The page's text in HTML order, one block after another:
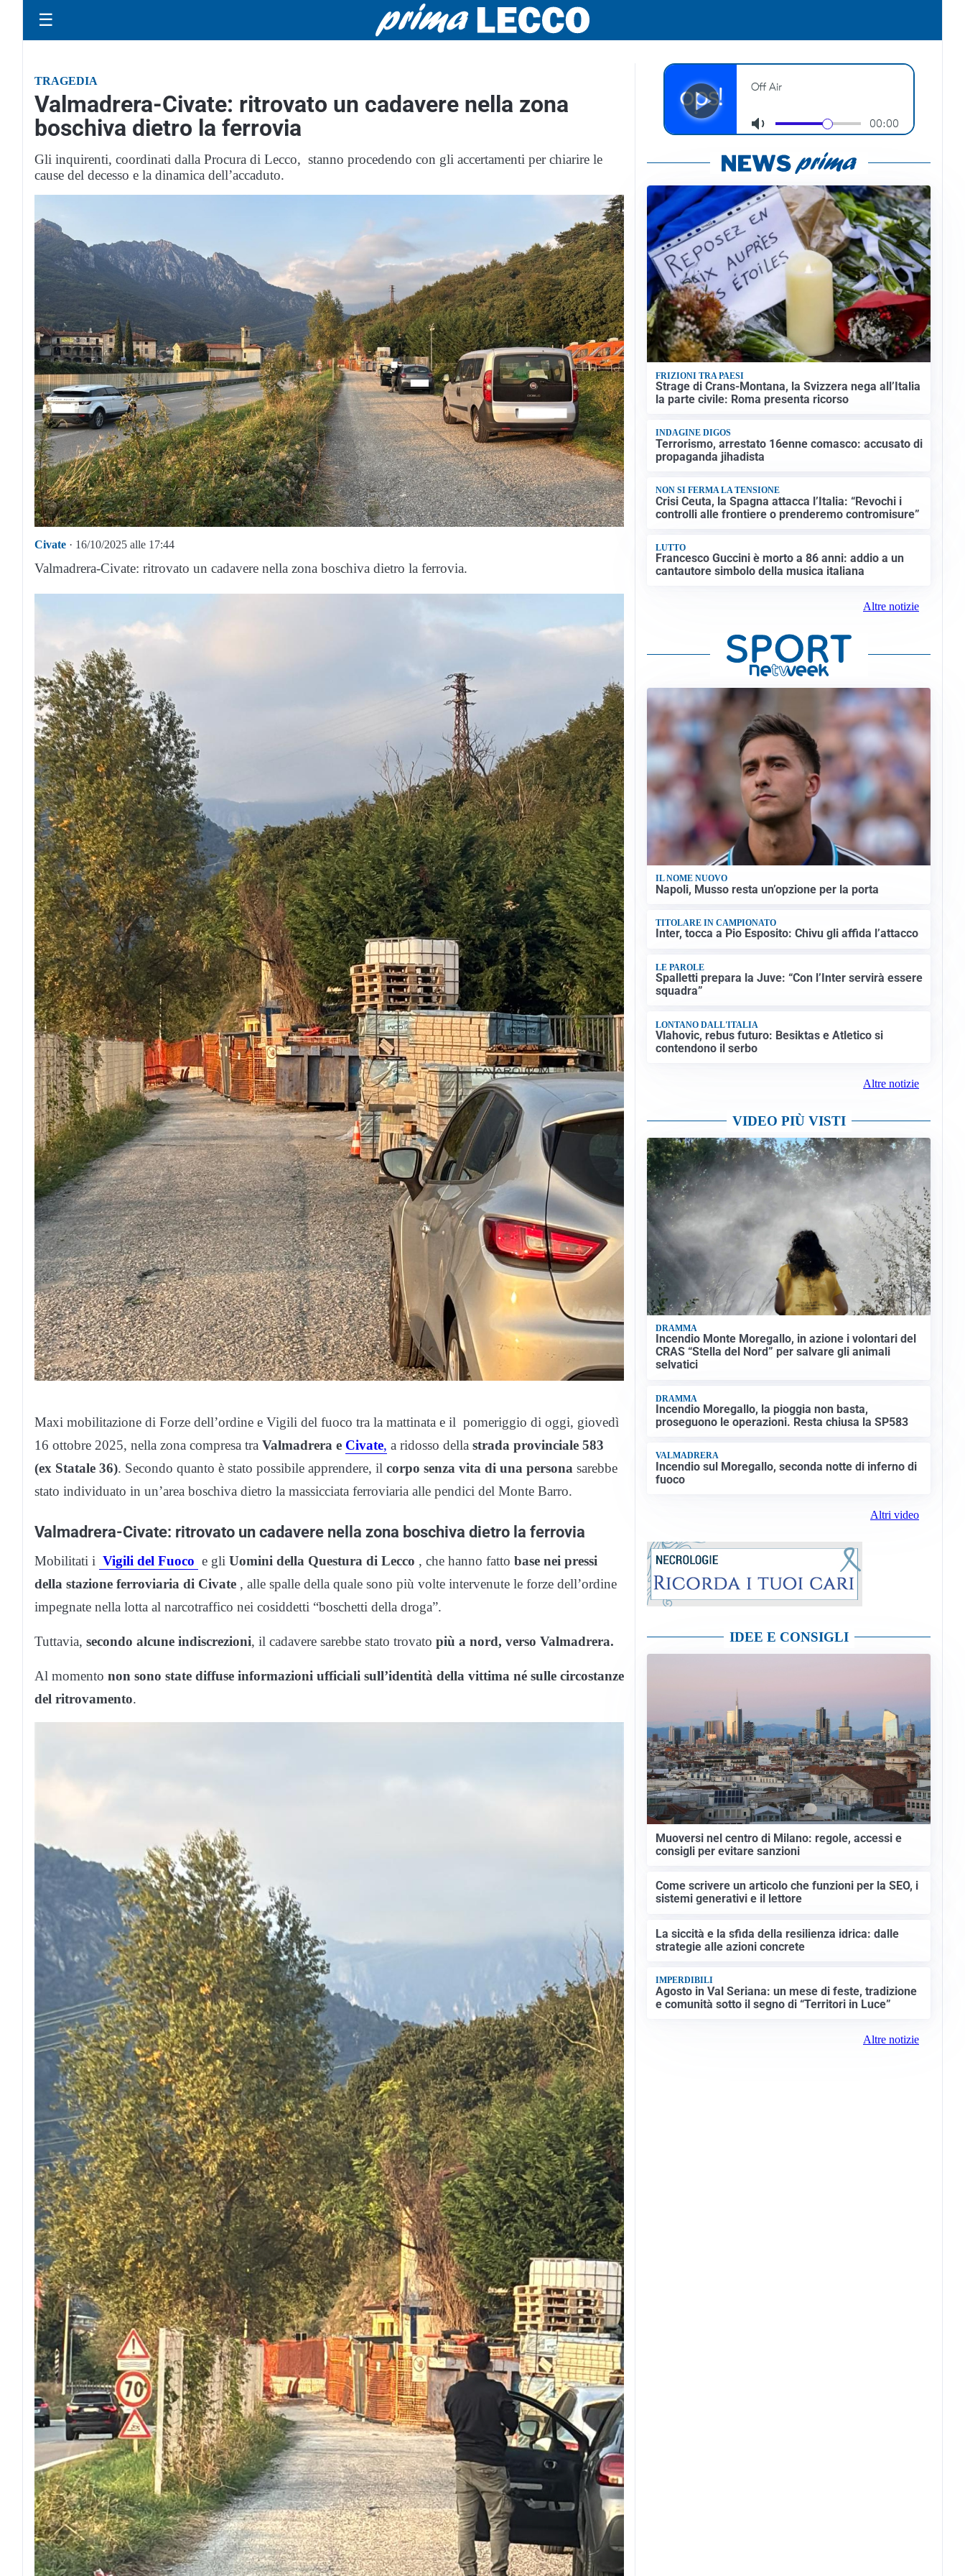
☰
TRAGEDIA
Valmadrera-Civate: ritrovato un cadavere nella zona
boschiva dietro la ferrovia
Gli inquirenti, coordinati dalla Procura di Lecco, stanno procedendo con gli accertamenti per chiarire le
cause del decesso e la dinamica dell’accaduto.
Civate · 16/10/2025 alle 17:44
Valmadrera-Civate: ritrovato un cadavere nella zona boschiva dietro la ferrovia.
Maxi mobilitazione di Forze dell’ordine e Vigili del fuoco tra la mattinata e il pomeriggio di oggi, giovedì
16 ottobre 2025, nella zona compresa tra Valmadrera e Civate, a ridosso della strada provinciale 583
(ex Statale 36). Secondo quanto è stato possibile apprendere, il corpo senza vita di una persona sarebbe
stato individuato in un’area boschiva dietro la massicciata ferroviaria alle pendici del Monte Barro.
Valmadrera-Civate: ritrovato un cadavere nella zona boschiva dietro la ferrovia
Mobilitati i Vigili del Fuoco e gli Uomini della Questura di Lecco , che hanno fatto base nei pressi
della stazione ferroviaria di Civate , alle spalle della quale sono più volte intervenute le forze dell’ordine
impegnate nella lotta al narcotraffico nei cosiddetti “boschetti della droga”.
Tuttavia, secondo alcune indiscrezioni, il cadavere sarebbe stato trovato più a nord, verso Valmadrera.
Al momento non sono state diffuse informazioni ufficiali sull’identità della vittima né sulle circostanze
del ritrovamento.
FRIZIONI TRA PAESI
Strage di Crans-Montana, la Svizzera nega all’Italia
la parte civile: Roma presenta ricorso
INDAGINE DIGOS
Terrorismo, arrestato 16enne comasco: accusato di
propaganda jihadista
NON SI FERMA LA TENSIONE
Crisi Ceuta, la Spagna attacca l’Italia: “Revochi i
controlli alle frontiere o prenderemo contromisure”
LUTTO
Francesco Guccini è morto a 86 anni: addio a un
cantautore simbolo della musica italiana
Altre notizie
IL NOME NUOVO
Napoli, Musso resta un’opzione per la porta
TITOLARE IN CAMPIONATO
Inter, tocca a Pio Esposito: Chivu gli affida l’attacco
LE PAROLE
Spalletti prepara la Juve: “Con l’Inter servirà essere
squadra”
LONTANO DALL'ITALIA
Vlahovic, rebus futuro: Besiktas e Atletico si
contendono il serbo
Altre notizie
VIDEO PIÙ VISTI
DRAMMA
Incendio Monte Moregallo, in azione i volontari del
CRAS “Stella del Nord” per salvare gli animali
selvatici
DRAMMA
Incendio Moregallo, la pioggia non basta,
proseguono le operazioni. Resta chiusa la SP583
VALMADRERA
Incendio sul Moregallo, seconda notte di inferno di
fuoco
Altri video
IDEE E CONSIGLI
Muoversi nel centro di Milano: regole, accessi e
consigli per evitare sanzioni
Come scrivere un articolo che funzioni per la SEO, i
sistemi generativi e il lettore
La siccità e la sfida della resilienza idrica: dalle
strategie alle azioni concrete
IMPERDIBILI
Agosto in Val Seriana: un mese di feste, tradizione
e comunità sotto il segno di “Territori in Luce”
Altre notizie